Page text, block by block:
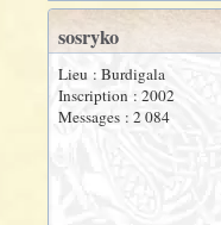
sosryko
Lieu : Burdigala
Inscription : 2002
Messages : 2 084